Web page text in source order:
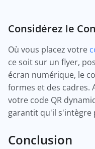
Considérez le
Où vous placez votre
ce soit sur un flyer,
écran numérique, le
formes et des cadres.
votre code QR
garantit qu'il s'intègre
Conclusion